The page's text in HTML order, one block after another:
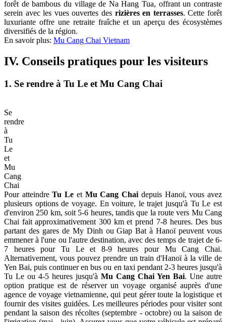
Colline
de
Mong
Ngua
Pour ceux qui recherchent un angle différent, la
Ngua
croissant qui ressemblent à un tableau vivant. Située à seulement 2
kilomètres de la ville de Mu Cang Chai, cet endroit est
particulièrement populaire parmi les photographes pendant la saison
des récoltes.
Les amateurs d'aventure pourraient être attirés par levillage de Lim
Mongdans la commune de Cao Pha, connu dans les cercles de
trekking comme l'un des "quatre grands lieux dangereux" du nord-
Ouest. Cette désignation fait allusion à la fois au terrain difficile et
aux expériences gratifiantes qui attendent les voyageurs les plus
intrépides. Les amoureux de la nature ne devraient pas manquer la
forêt de bambous du village de Na Hang Tua, offrant un contraste
serein avec les vues ouvertes desrizières en terrasses. Cette forêt
luxuriante offre une retraite fraîche et un aperçu des écosystèmes
diversifiés de la région.
En savoir plus:Mu Cang Chai Vietnam